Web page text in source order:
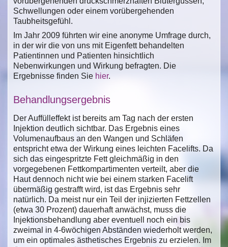
Schwellungen oder einem vorübergehenden
Taubheitsgefühl.
Im Jahr 2009 führten wir eine anonyme Umfrage durch,
in der wir die von uns mit Eigenfett behandelten
Patientinnen und Patienten hinsichtlich
Nebenwirkungen und Wirkung befragten. Die
Ergebnisse finden Sie hier.
Behandlungsergebnis
Der Auffülleffekt ist bereits am Tag nach der ersten
Injektion deutlich sichtbar. Das Ergebnis eines
Volumenaufbaus an den Wangen und Schläfen
entspricht etwa der Wirkung eines leichten Facelifts. Da
sich das eingespritzte Fett gleichmäßig in den
vorgegebenen Fettkompartimenten verteilt, aber die
Haut dennoch nicht wie bei einem starken Facelift
übermäßig gestrafft wird, ist das Ergebnis sehr
natürlich. Da meist nur ein Teil der injizierten Fettzellen
(etwa 30 Prozent) dauerhaft anwächst, muss die
Injektionsbehandlung aber eventuell noch ein bis
zweimal in 4-6wöchigen Abständen wiederholt werden,
um ein optimales ästhetisches Ergebnis zu erzielen. Im